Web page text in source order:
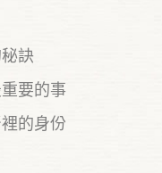
訣
要的事
的身份